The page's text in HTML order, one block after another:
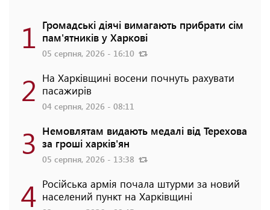
1 Громадські діячі вимагають прибрати сім
пам'ятників у Харкові
05 серпня, 2026 - 16:10
2 На Харківщині восени почнуть рахувати
пасажирів
04 серпня, 2026 - 08:11
3 Немовлятам видають медалі від Терехова
за гроші харків'ян
05 серпня, 2026 - 13:38
4 Російська армія почала штурми за новий
населений пункт на Харківщині